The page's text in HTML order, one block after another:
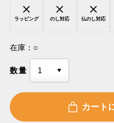
ラッピング のし対応 仏のし対応
在庫： ○
数量